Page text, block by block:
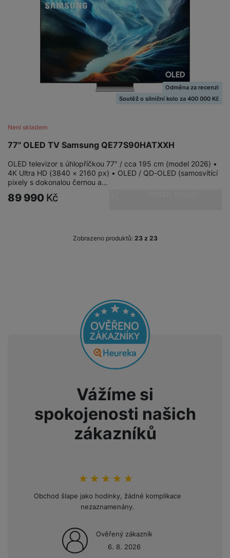
77" OLED TV Samsung QE77S90HATXXH
Není skladem
Odměna za recenzi
Soutěž o silniční kolo za 400 000 Kč
OLED televizor s úhlopříčkou 77″ / cca 195 cm (model 2026) •
4K Ultra HD (3840 × 2160 px) • OLED / QD-OLED (samosvítící
pixely s dokonalou černou a…
89 990 Kč
Zobrazeno produktů: z 23
Vážíme si
spokojenosti našich
zákazníků
hodnoceni_zakazniku
100 %
Obchod šlape jako hodinky, žádné komplikace
nezaznamenány.
Ověřený zákazník
6. 8. 2026